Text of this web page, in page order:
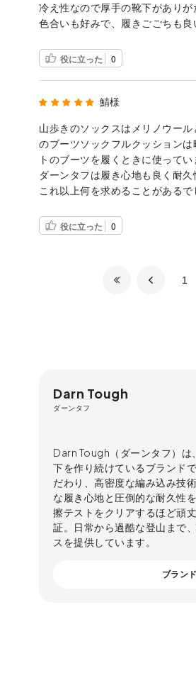
冷え性なので厚手の靴下がありが
色合いも好みで、履きごごちも良
役に立った 0
鯖様
山歩きのソックスはメリノウー
のブーツソックフルクッション
トのブーツを履くときに使ってい
ダーンタフは履き心地も良く耐
これ以上何を求めることがあるで
役に立った 0
​1
Darn Tough
ダーンタフ
Darn Tough（ダーンタフ）は
下を作り続けているブランド
だわり、高密度な編み込み技
な履き心地と圧倒的な耐久性
擦テストをクリアするほど頑
証。日常から過酷な登山まで
スを提供しています。
ブラン